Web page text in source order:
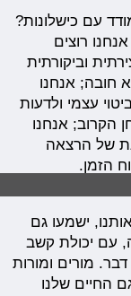
עם כישלונות?
רוצים
וביקורתית
חובה; אנחנו
עצמי ולדעות
הקרוב; אנחנו
של הרצאה
הזמן.
ישמעו גם
עם יכולת קשב
מורים ומורות
החיים שלנו